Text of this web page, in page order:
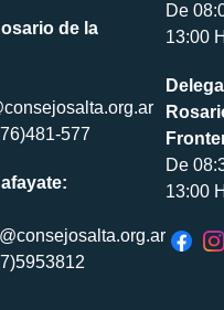
de la
577
De
13:00
De
13:00